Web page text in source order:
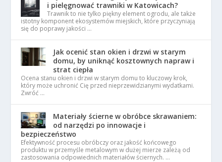
i pielęgnować trawniki w Katowicach?
Trawnik to nie tylko piękny element ogrodu, ale także
istotny komponent ekosystemów miejskich, które przyczyniają
się do poprawy jakości …
Jak ocenić stan okien i drzwi w starym
domu, by uniknąć kosztownych napraw i
strat ciepła
Ocena stanu okien i drzwi w starym domu to kluczowy krok,
który może uchronić Cię przed nieprzewidzianymi wydatkami.
Zwróć …
Materiały ścierne w obróbce skrawaniem:
od narzędzi po innowacje i
bezpieczeństwo
Efektywność procesu obróbczy oraz jakość końcowego
produktu w przemyśle metalowym w dużej mierze zależą od
zastosowania odpowiednich materiałów ściernych. …